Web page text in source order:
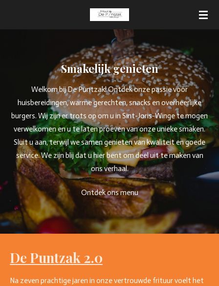
Smakelijk genieten
Welkom bij De Puntzak! Ontdek onze passie voor
huisbereidingen, warme gerechten, snacks en overheerlijke
burgers. Wij zijn er trots op om u in Sint-Joris-Winge te mogen
verwelkomen en u te laten proeven van onze unieke smaken.
Sluit u aan, terwijl we samen genieten van kwaliteit en goede
service. We zijn blij dat u hier bent om deel uit te maken van
ons verhaal.
Ontdek ons menu
De Puntzak 2.0
Na zeven prachtige jaren in onze vertrouwde frituur voelt het